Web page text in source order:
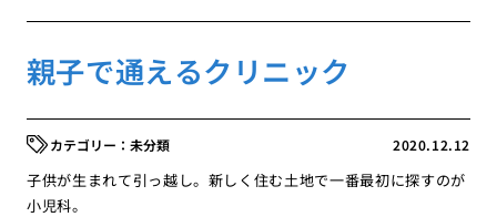
親子で通えるクリニック
2020.12.12
未分類
子供が生まれて引っ越し。新しく住む土地で一番最初に探すのが
小児科。